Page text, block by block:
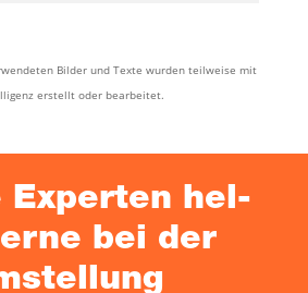
Bil­der und Tex­te wur­den teil­wei­se mit
erstellt oder bearbeitet.
Exper­ten hel­
bei der